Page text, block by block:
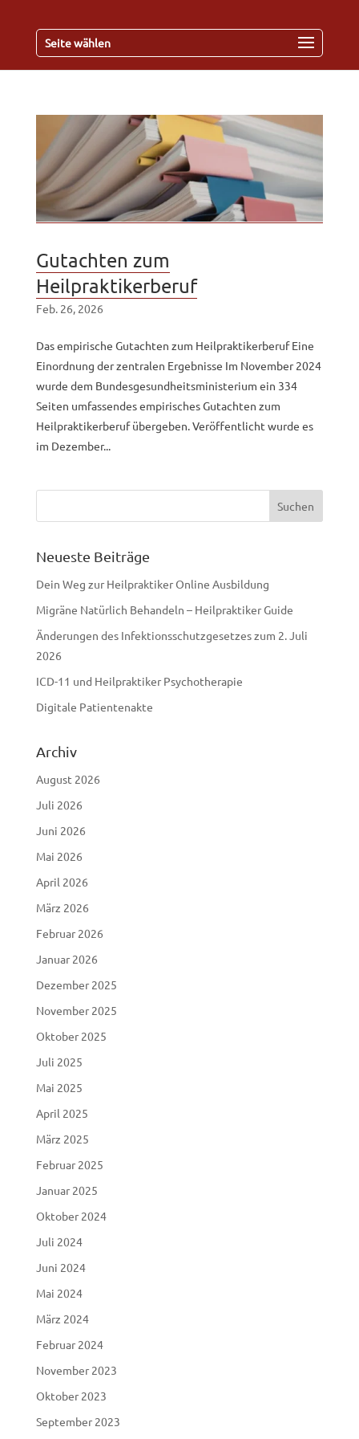
Seite wählen
Gutachten zum
Heilpraktikerberuf
Feb. 26, 2026
Das empirische Gutachten zum Heilpraktikerberuf Eine
Einordnung der zentralen Ergebnisse Im November 2024
wurde dem Bundesgesundheitsministerium ein 334
Seiten umfassendes empirisches Gutachten zum
Heilpraktikerberuf übergeben. Veröffentlicht wurde es
im Dezember...
Neueste Beiträge
Dein Weg zur Heilpraktiker Online Ausbildung
Migräne Natürlich Behandeln – Heilpraktiker Guide
Änderungen des Infektionsschutzgesetzes zum 2. Juli
2026
ICD-11 und Heilpraktiker Psychotherapie
Digitale Patientenakte
Archiv
August 2026
Juli 2026
Juni 2026
Mai 2026
April 2026
März 2026
Februar 2026
Januar 2026
Dezember 2025
November 2025
Oktober 2025
Juli 2025
Mai 2025
April 2025
März 2025
Februar 2025
Januar 2025
Oktober 2024
Juli 2024
Juni 2024
Mai 2024
März 2024
Februar 2024
November 2023
Oktober 2023
September 2023